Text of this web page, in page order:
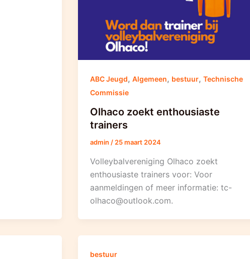
ABC Jeugd, Algemeen, bestuur, Technische
Commissie
Olhaco zoekt enthousiaste
trainers
admin /25 maart 2024
Volleybalvereniging Olhaco zoekt
enthousiaste trainers voor: Voor
aanmeldingen of meer informatie: tc-
olhaco@outlook.com.
bestuur